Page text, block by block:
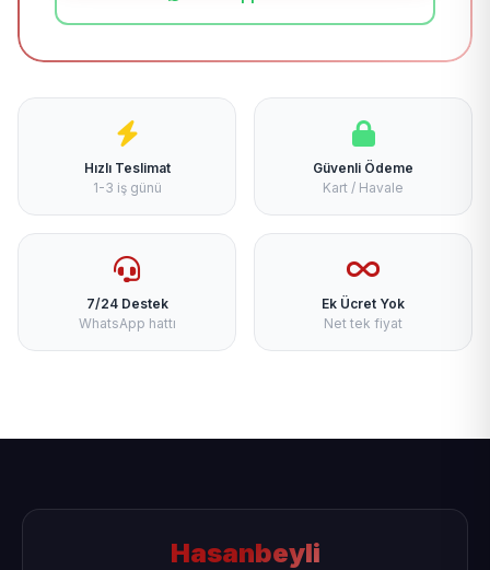
Hızlı Teslimat
1-3 iş günü
Güvenli Ödeme
Kart / Havale
7/24 Destek
WhatsApp hattı
Ek Ücret Yok
Net tek fiyat
Hasanbeyli